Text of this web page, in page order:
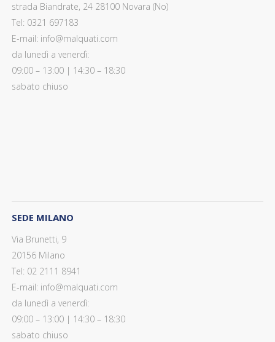
strada Biandrate, 24 28100 Novara (No)
Tel: 0321 697183
E-mail: info@malquati.com
da lunedì a venerdì:
09:00 – 13:00 | 14:30 – 18:30
sabato chiuso
SEDE MILANO
Via Brunetti, 9
20156 Milano
Tel: 02 2111 8941
E-mail: info@malquati.com
da lunedì a venerdì:
09:00 – 13:00 | 14:30 – 18:30
sabato chiuso